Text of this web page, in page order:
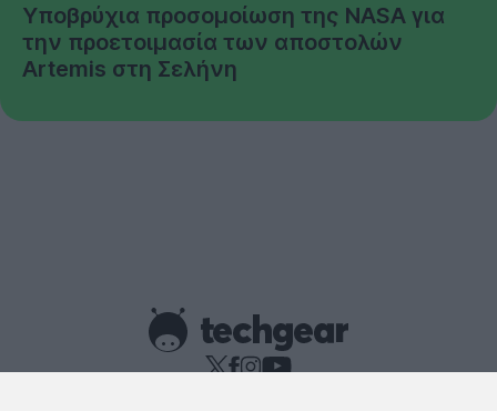
Υποβρύχια προσομοίωση της NASA για
την προετοιμασία των αποστολών
Artemis στη Σελήνη